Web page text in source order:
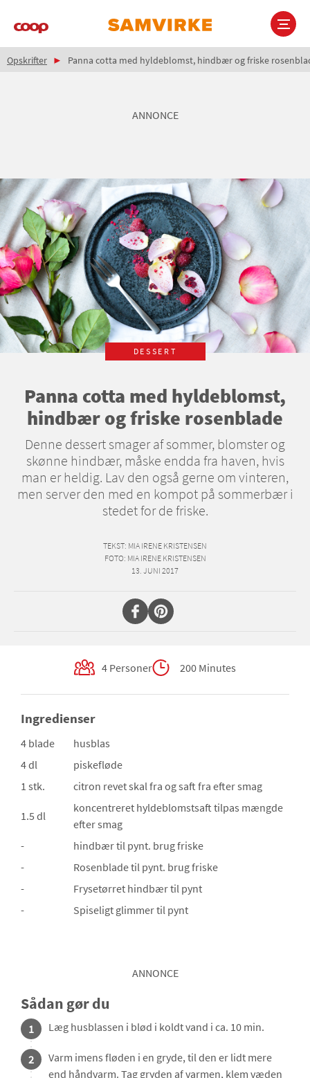
Main
Brødkrumme
Opskrifter Panna cotta med hyldeblomst, hindbær og friske
ANNONCE
DESSERT
Panna cotta med hyldeblomst,
hindbær og friske rosenblade
Denne dessert smager af sommer, blomster og
skønne hindbær, måske endda fra haven, hvis
man er heldig. Lav den også gerne om vinteren,
men server den med en kompot på sommerbær i
stedet for de friske.
TEKST: MIA IRENE KRISTENSEN
FOTO: MIA IRENE KRISTENSEN
13. JUNI 2017
4 Personer 200 Minutes
Ingredienser
4 blade
husblas
4 dl
piskefløde
1 stk.
citron revet skal fra og saft fra efter smag
1.5 dl
koncentreret hyldeblomstsafttilpas mængde
efter smag
-
hindbærtil pynt. brug friske
-
Rosenbladetil pynt. brug friske
-
Frysetørret hindbærtil pynt
-
Spiseligt glimmertil pynt
ANNONCE
Sådan gør du
1 Læg husblassen i blød i koldt vand i ca. 10 min.
2
Varm imens fløden i en gryde, til den er lidt mere
end håndvarm. Tag gryden af varmen, klem væden